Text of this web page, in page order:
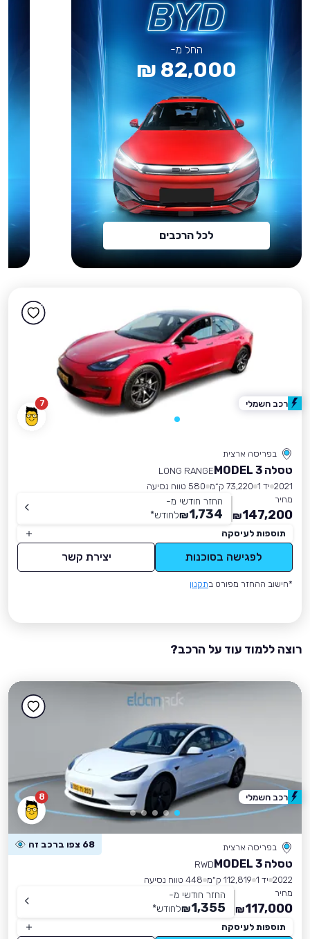
החל מ-
82,000 ₪
לכל הרכבים
7
בפריסה ארצית
טסלה MODEL 3
LONG RANGE
2021 יד 1 73,220 ק״מ
580 טווח נסיעה
מחיר
147,200
₪
החזר חודשי מ-
1,734
₪לחודש*
תוספות לעיסקה
לפגישה בסוכנות יצירת קשר
*חישוב ההחזר מפורט בתקנון
רכב חשמלי
רוצה ללמוד עוד על הרכב?
8
בפריסה ארצית 68 צפו ברכב זה
טסלה MODEL 3
RWD
2022 יד 1 112,819 ק״מ
448 טווח נסיעה
מחיר
117,000
₪
החזר חודשי מ-
1,355
₪לחודש*
תוספות לעיסקה
רכב חשמלי